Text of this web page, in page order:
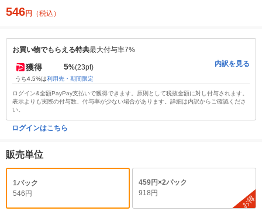
546円 （税込）
お買い物でもらえる特典最大付与率7%
獲得 5%(23pt)
うち4.5%は利用先・期間限定
内訳を見る
ログイン&全額PayPay支払いで獲得できます。原則として税抜金額に対し付与されます。
表示よりも実際の付与数、付与率が少ない場合があります。詳細は内訳からご確認くださ
い。
ログインはこちら
販売単位
1パック
546円
459円×2パック
918円
お得